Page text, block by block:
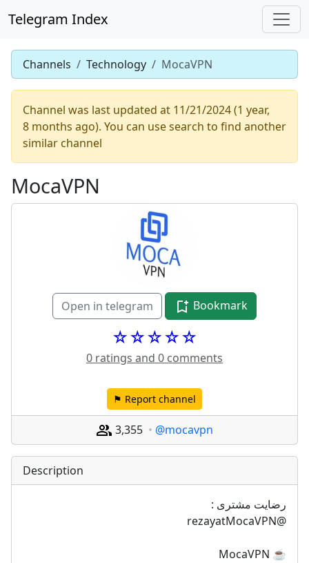
Telegram Index
Channels Technology MocaVPN
Channel was last updated at 11/21/2024 (1 year,
8 months ago). You can use search to find another
similar channel
MocaVPN
Open in telegram Bookmark
☆☆☆☆☆
0 ratings and 0 comments
⚑ Report channel
3,355 @mocavpn
Description
رضایت مشتری :
@rezayatMocaVPN
☕️ MocaVPN